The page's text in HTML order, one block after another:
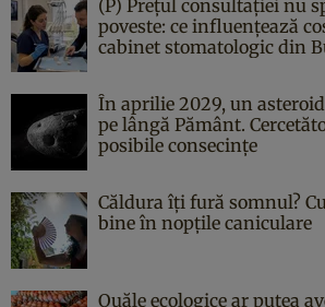
(P) Prețul consultației nu
poveste: ce influențează
cabinet stomatologic din
În aprilie 2029, un
pe lângă Pământ.
posibile consecințe
Căldura îți fură somnul?
bine în nopțile caniculare
Ouăle ecologice ar putea